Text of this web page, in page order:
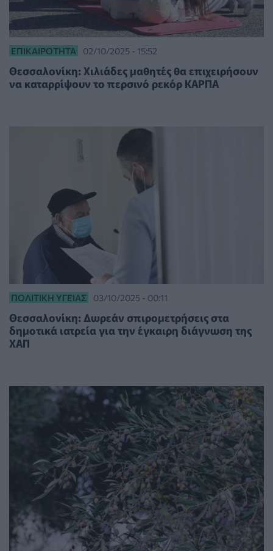
ΕΠΙΚΑΙΡΌΤΗΤΑ 02/10/2025 - 15:52
Θεσσαλονίκη: Χιλιάδες μαθητές θα επιχειρήσουν
να καταρρίψουν το περσινό ρεκόρ ΚΑΡΠΑ
ΠΟΛΙΤΙΚΉ ΥΓΕΊΑΣ 03/10/2025 - 00:11
Θεσσαλονίκη: Δωρεάν σπιρομετρήσεις στα
δημοτικά ιατρεία για την έγκαιρη διάγνωση της
ΧΑΠ